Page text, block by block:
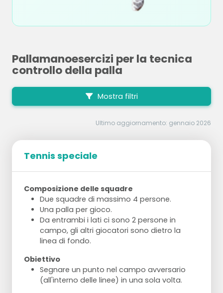
Pallamanoesercizi per la tecnica
controllo della palla
Mostra filtri
Ultimo aggiornamento: gennaio 2026
Tennis speciale
Composizione delle squadre
Due squadre di massimo 4 persone.
Una palla per gioco.
Da entrambi i lati ci sono 2 persone in
campo, gli altri giocatori sono dietro la
linea di fondo.
Obiettivo
Segnare un punto nel campo avversario
(all'interno delle linee) in una sola volta.